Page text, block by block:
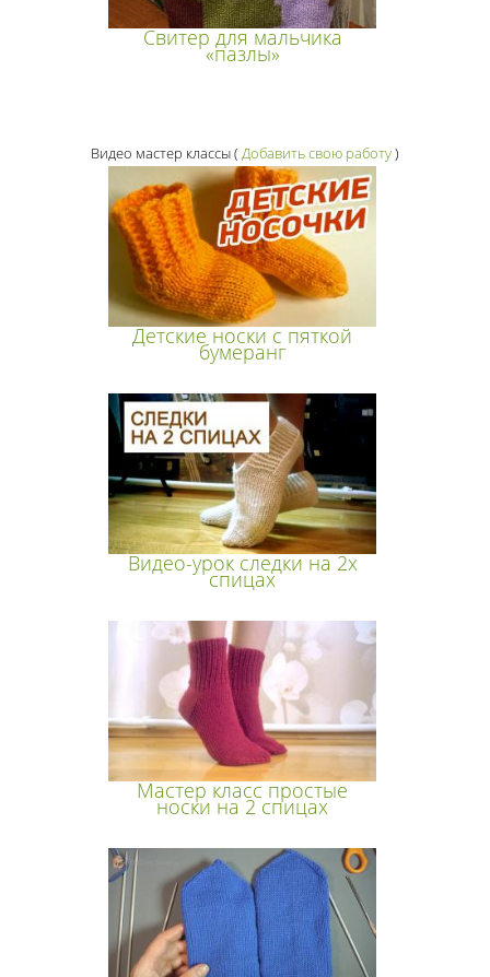
Свитер для мальчика
«пазлы»
Видео мастер классы( Добавить свою работу)
Детские носки с пяткой
бумеранг
Видео-урок следки на 2х
спицах
Мастер класс простые
носки на 2 спицах